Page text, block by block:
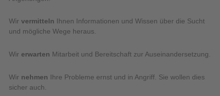
Wir vermitteln Ihnen Informationen und Wissen über die Sucht
und mögliche Wege heraus.
Wir erwarten Mitarbeit und Bereitschaft zur Auseinandersetzung.
Wir nehmen Ihre Probleme ernst und in Angriff. Sie wollen dies
sicher auch.